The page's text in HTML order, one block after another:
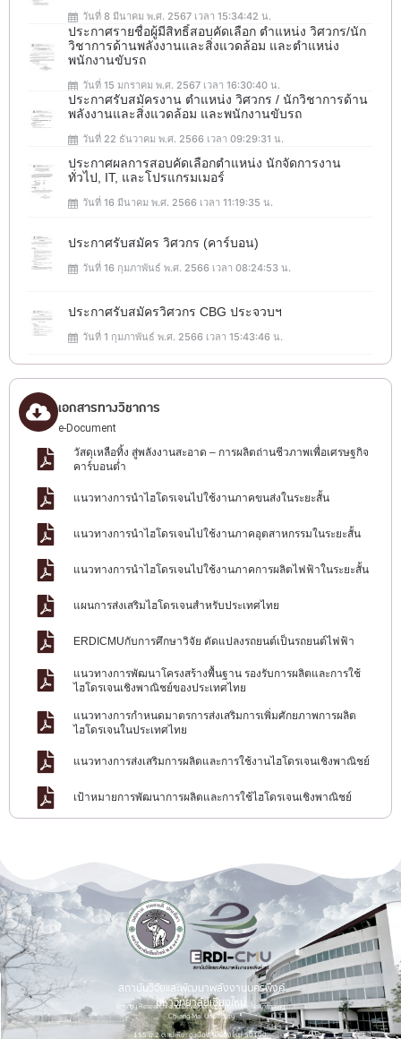
วันที่ 8 มีนาคม พ.ศ. 2567 เวลา 15:34:42 น.
ประกาศรายชื่อผู้มีสิทธิ์สอบคัดเลือก ตำแหน่ง วิศวกร/นัก
วิชาการด้านพลังงานและสิ่งแวดล้อม และตำแหน่ง
พนักงานขับรถ
วันที่ 15 มกราคม พ.ศ. 2567 เวลา 16:30:40 น.
ประกาศรับสมัครงาน ตำแหน่ง วิศวกร / นักวิชาการด้าน
พลังงานและสิ่งแวดล้อม และพนักงานขับรถ
วันที่ 22 ธันวาคม พ.ศ. 2566 เวลา 09:29:31 น.
ประกาศผลการสอบคัดเลือกตำแหน่ง นักจัดการงาน
ทั่วไป, IT, และโปรแกรมเมอร์
วันที่ 16 มีนาคม พ.ศ. 2566 เวลา 11:19:35 น.
ประกาศรับสมัคร วิศวกร (คาร์บอน)
วันที่ 16 กุมภาพันธ์ พ.ศ. 2566 เวลา 08:24:53 น.
ประกาศรับสมัครวิศวกร CBG ประจวบฯ
วันที่ 1 กุมภาพันธ์ พ.ศ. 2566 เวลา 15:43:46 น.
เอกสารทางวิชาการ
e-Document
วัสดุเหลือทิ้ง สู่พลังงานสะอาด – การผลิตถ่านชีวภาพเพื่อเศรษฐกิจ
คาร์บอนต่ำ
แนวทางการนำไฮโดรเจนไปใช้งานภาคขนส่งในระยะสั้น
แนวทางการนำไฮโดรเจนไปใช้งานภาคอุตสาหกรรมในระยะสั้น
แนวทางการนำไฮโดรเจนไปใช้งานภาคการผลิตไฟฟ้าในระยะสั้น
แผนการส่งเสริมไฮโดรเจนสำหรับประเทศไทย
ERDICMUกับการศึกษาวิจัย ดัดแปลงรถยนต์เป็นรถยนต์ไฟฟ้า
แนวทางการพัฒนาโครงสร้างพื้นฐาน รองรับการผลิตและการใช้
ไฮโดรเจนเชิงพาณิชย์ของประเทศไทย
แนวทางการกำหนดมาตรการส่งเสริมการเพิ่มศักยภาพการผลิต
ไฮโดรเจนในประเทศไทย
แนวทางการส่งเสริมการผลิตและการใช้งานไฮโดรเจนเชิงพาณิชย์
เป้าหมายการพัฒนาการผลิตและการใช้ไฮโดรเจนเชิงพาณิชย์
สถาบันวิจัยและพัฒนาพลังงานนครพิงค์
มหาวิทยาลัยเชียงใหม่
Energy Research and Development Institute-Nakornping,
Chiang Mai University
155 ม.2 ต.แม่เหียะ อ.เมือง จ.เชียงใหม่ 50100.